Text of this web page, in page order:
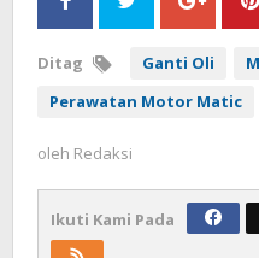
Ditag Ganti Oli
Perawatan Motor Matic
oleh Redaksi
Ikuti Kami Pada